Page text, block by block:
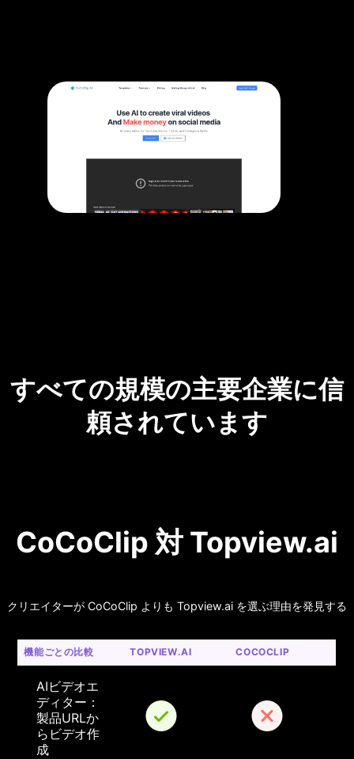
すべての規模の主要企業に信
頼されています
CoCoClip 対 Topview.ai
クリエイターが CoCoClip よりも Topview.ai を選ぶ理由を発見する
機能ごとの比較 TOPVIEW.AI COCOCLIP
AIビデオエ
ディター：
製品URLか
らビデオ作
成